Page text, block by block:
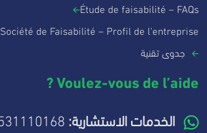
Étude de faisabilité – FAQs
Société de Faisabilité – Profil de l'entreprise
جدوى تقنية
Voulez-vous de l’aide ?
الخدمات الاستشارية: